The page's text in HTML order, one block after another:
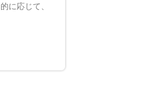
に応じて、